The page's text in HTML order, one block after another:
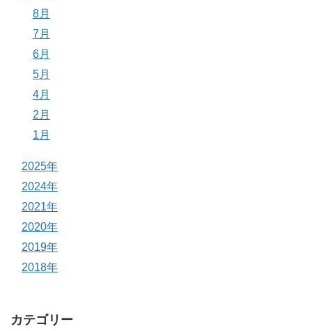
8月
7月
6月
5月
4月
2月
1月
2025年
2024年
2021年
2020年
2019年
2018年
カテゴリー